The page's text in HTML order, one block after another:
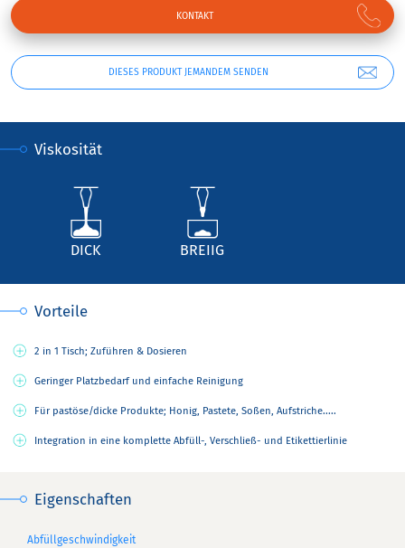
DIESES PRODUKT JEMANDEM SENDEN
KONTAKT
Viskosität
DICK BREIIG
Vorteile
2 in 1 Tisch; Zuführen & Dosieren
Geringer Platzbedarf und einfache Reinigung
Für pastöse/dicke Produkte; Honig, Pastete, Soßen, Aufstriche.....
Integration in eine komplette Abfüll-, Verschließ- und Etikettierlinie
Eigenschaften
Abfüllgeschwindigkeit